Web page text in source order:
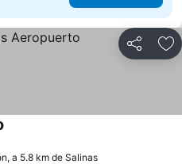
Partilhar
a 5.8 km de Salinas